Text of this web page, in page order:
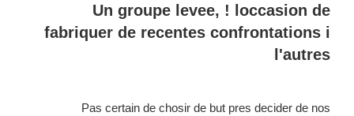
Un groupe levee, ! loccasion de
fabriquer de recentes confrontations i
l'autres
Pas certain de chosir de but pres decider de nos